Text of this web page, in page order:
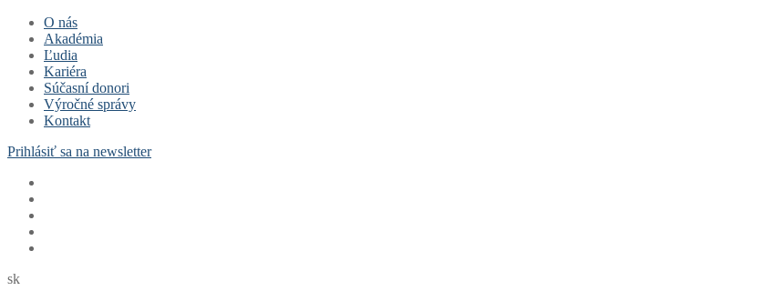
Preskočiť
obsah
Menu
ZavrieťO nás
Akadémia
Ľudia
Kariéra
Súčasní donori
Výročné správy
Kontakt
Prihlásiť sa na newsletter
sk